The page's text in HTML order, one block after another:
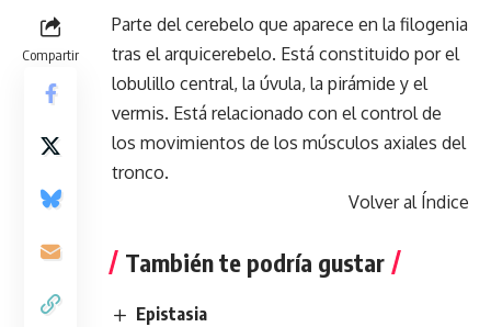
Compartir
Parte del cerebelo que aparece en la filogenia
tras el arquicerebelo. Está constituido por el
lobulillo central, la úvula, la pirámide y el
vermis. Está relacionado con el control de
los movimientos de los músculos axiales del
tronco.
Volver al Índice
También te podría gustar
Epistasia